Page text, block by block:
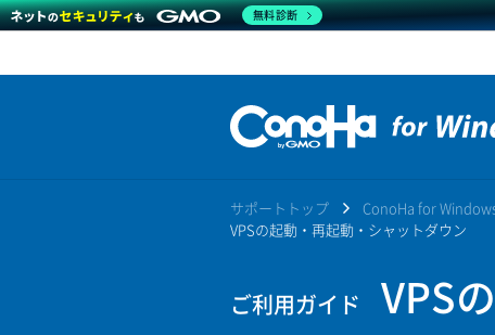
サポートトップ ConoHa for
VPSの起動・再起動・シャットダウン
ご利用ガイド VPS
無料診断